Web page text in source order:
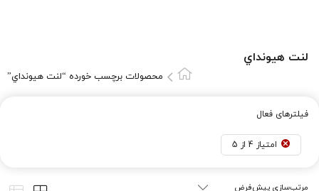
لنت هيونداي
محصولات برچسب خورده “لنت هيونداي”
فیلترهای فعال
امتیاز 4 از 5